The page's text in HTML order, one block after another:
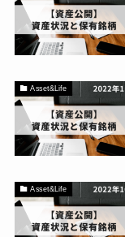
Asset&Life
Asset&Life